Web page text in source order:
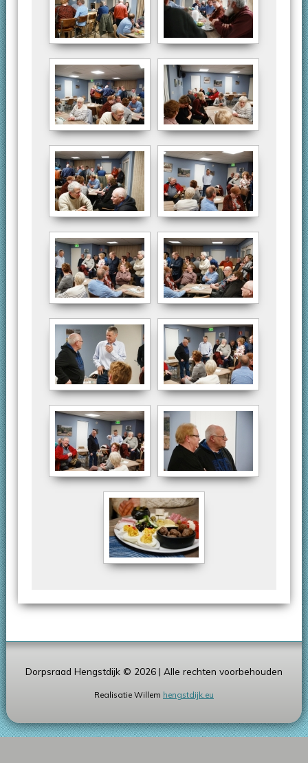
Dorpsraad Hengstdijk © 2026 | Alle rechten voorbehouden
Realisatie Willem hengstdijk.eu